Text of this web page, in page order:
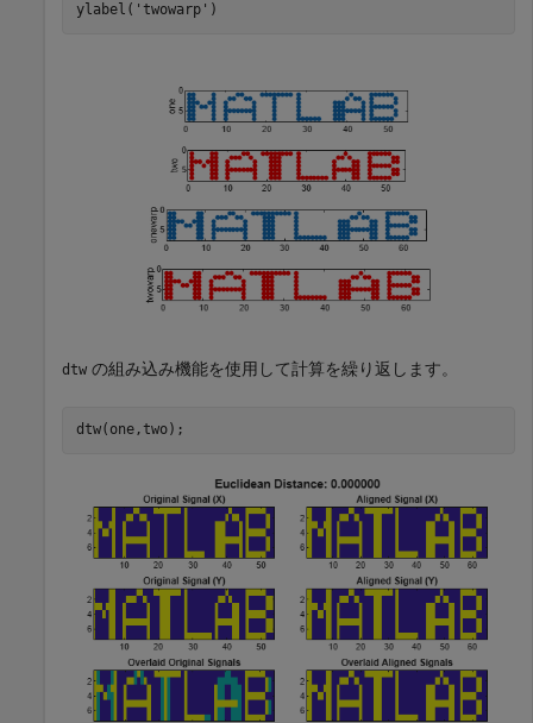
ylabel( 'twowarp' )
dtw の組み込み機能を使用して計算を繰り返します。
dtw(one,two);